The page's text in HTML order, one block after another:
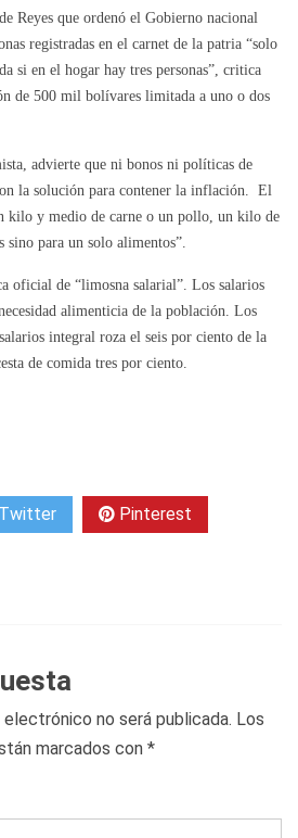
Reyes que ordenó el Gobierno nacional
registradas en el carnet de la patria “solo
si en el hogar hay tres personas”, critica
de 500 mil bolívares limitada a uno o dos
advierte que ni bonos ni políticas de
la solución para contener la inflación. El
kilo y medio de carne o un pollo, un kilo de
sino para un solo alimentos”.
oficial de “limosna salarial”. Los salarios
alimenticia de la población. Los
integral roza el seis por ciento de la
de comida tres por ciento.
Twitter Pinterest
no será publicada. Los
marcados con *